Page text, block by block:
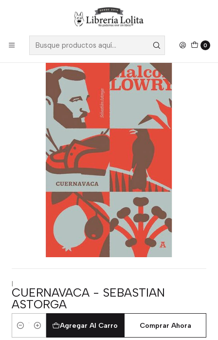
0
Despacho a todo Chile
|
CUERNAVACA - SEBASTIAN
ASTORGA
Cantidad
Agregar Al Carro Comprar Ahora